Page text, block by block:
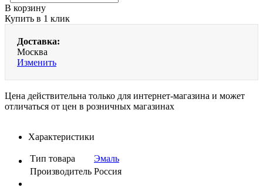
В корзину
Купить в 1 клик
Доставка:
Москва
Изменить
Цена действительна только для интернет-магазина и может
отличаться от цен в розничных магазинах
Характеристики
Тип товара
Эмаль
Производитель Россия